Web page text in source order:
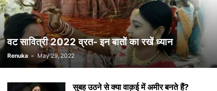
विवाह और रिश्ते वृद्धावस्था की तैयारी शारीरिक शोबिझ समाचार
सरकारी जानकारी स्टाइल
वट सावित्री 2022 व्रत- इन बातों का रखें ध्यान
Renuka - May 29, 2022
सुबह उठने से क्या वाक़ई में अमीर बनते हैं?